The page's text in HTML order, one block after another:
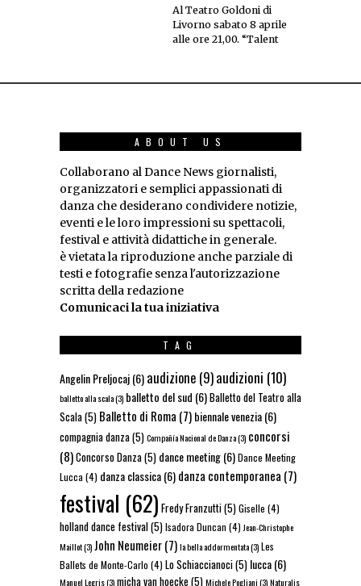
Al Teatro Goldoni di
Livorno sabato 8 aprile
alle ore 21,00. “Talent
ABOUT US
Collaborano al Dance News giornalisti,
organizzatori e semplici appassionati di
danza che desiderano condividere notizie,
eventi e le loro impressioni su spettacoli,
festival e attività didattiche in generale.
è vietata la riproduzione anche parziale di
testi e fotografie senza l'autorizzazione
scritta della redazione
Comunicaci la tua iniziativa
TAG
Angelin Preljocaj(6)audizione (9)audizioni (10)
balletto alla scala(3) balletto del sud (6)Balletto del Teatro alla
Scala(5) Balletto di Roma (7)biennale venezia(6)
compagnia danza(5)Compañía Nacional de Danza(3) concorsi
(8)Concorso Danza(5) dance meeting(6)Dance Meeting
Lucca (4) danza classica(6)danza contemporanea (7)
festival (62) Fredy Franzutti(5)Giselle (4)
holland dance festival(5)Isadora Duncan (4) Jean-Christophe
Maillot(3)John Neumeier(7)la bella addormentata(3)Les
Ballets de Monte-Carlo (4) Lo Schiaccianoci(5) lucca(6)
Manuel Legris(3)micha van hoecke(5)Michele Pogliani(3)Naturalis